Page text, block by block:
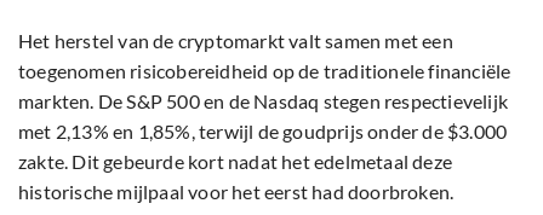
Het herstel van de cryptomarkt valt samen met een
toegenomen risicobereidheid op de traditionele financiële
markten. De S&P 500 en de Nasdaq stegen respectievelijk
met 2,13% en 1,85%, terwijl de goudprijs onder de $3.000
zakte. Dit gebeurde kort nadat het edelmetaal deze
historische mijlpaal voor het eerst had doorbroken.